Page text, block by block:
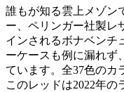
誰もが知る雲上メゾン
ー、ペリンガー社製レ
インされるボナベンチ
ーケースも例に漏れず
ています。全37色のカ
このレッドは2022年